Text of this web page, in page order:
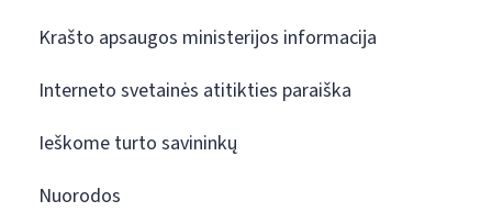
Krašto apsaugos ministerijos informacija
Interneto svetainės atitikties paraiška
Ieškome turto savininkų
Nuorodos